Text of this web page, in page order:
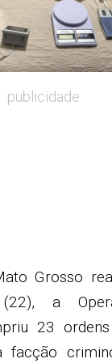
publicidade
Grosso
a
23
facção